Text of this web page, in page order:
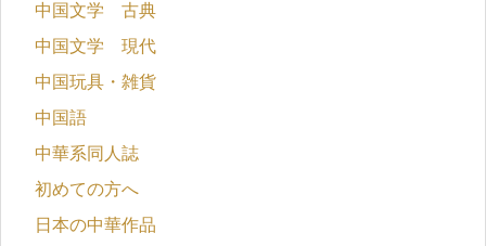
中国文学 古典
中国文学 現代
中国玩具・雑貨
中国語
中華系同人誌
初めての方へ
日本の中華作品